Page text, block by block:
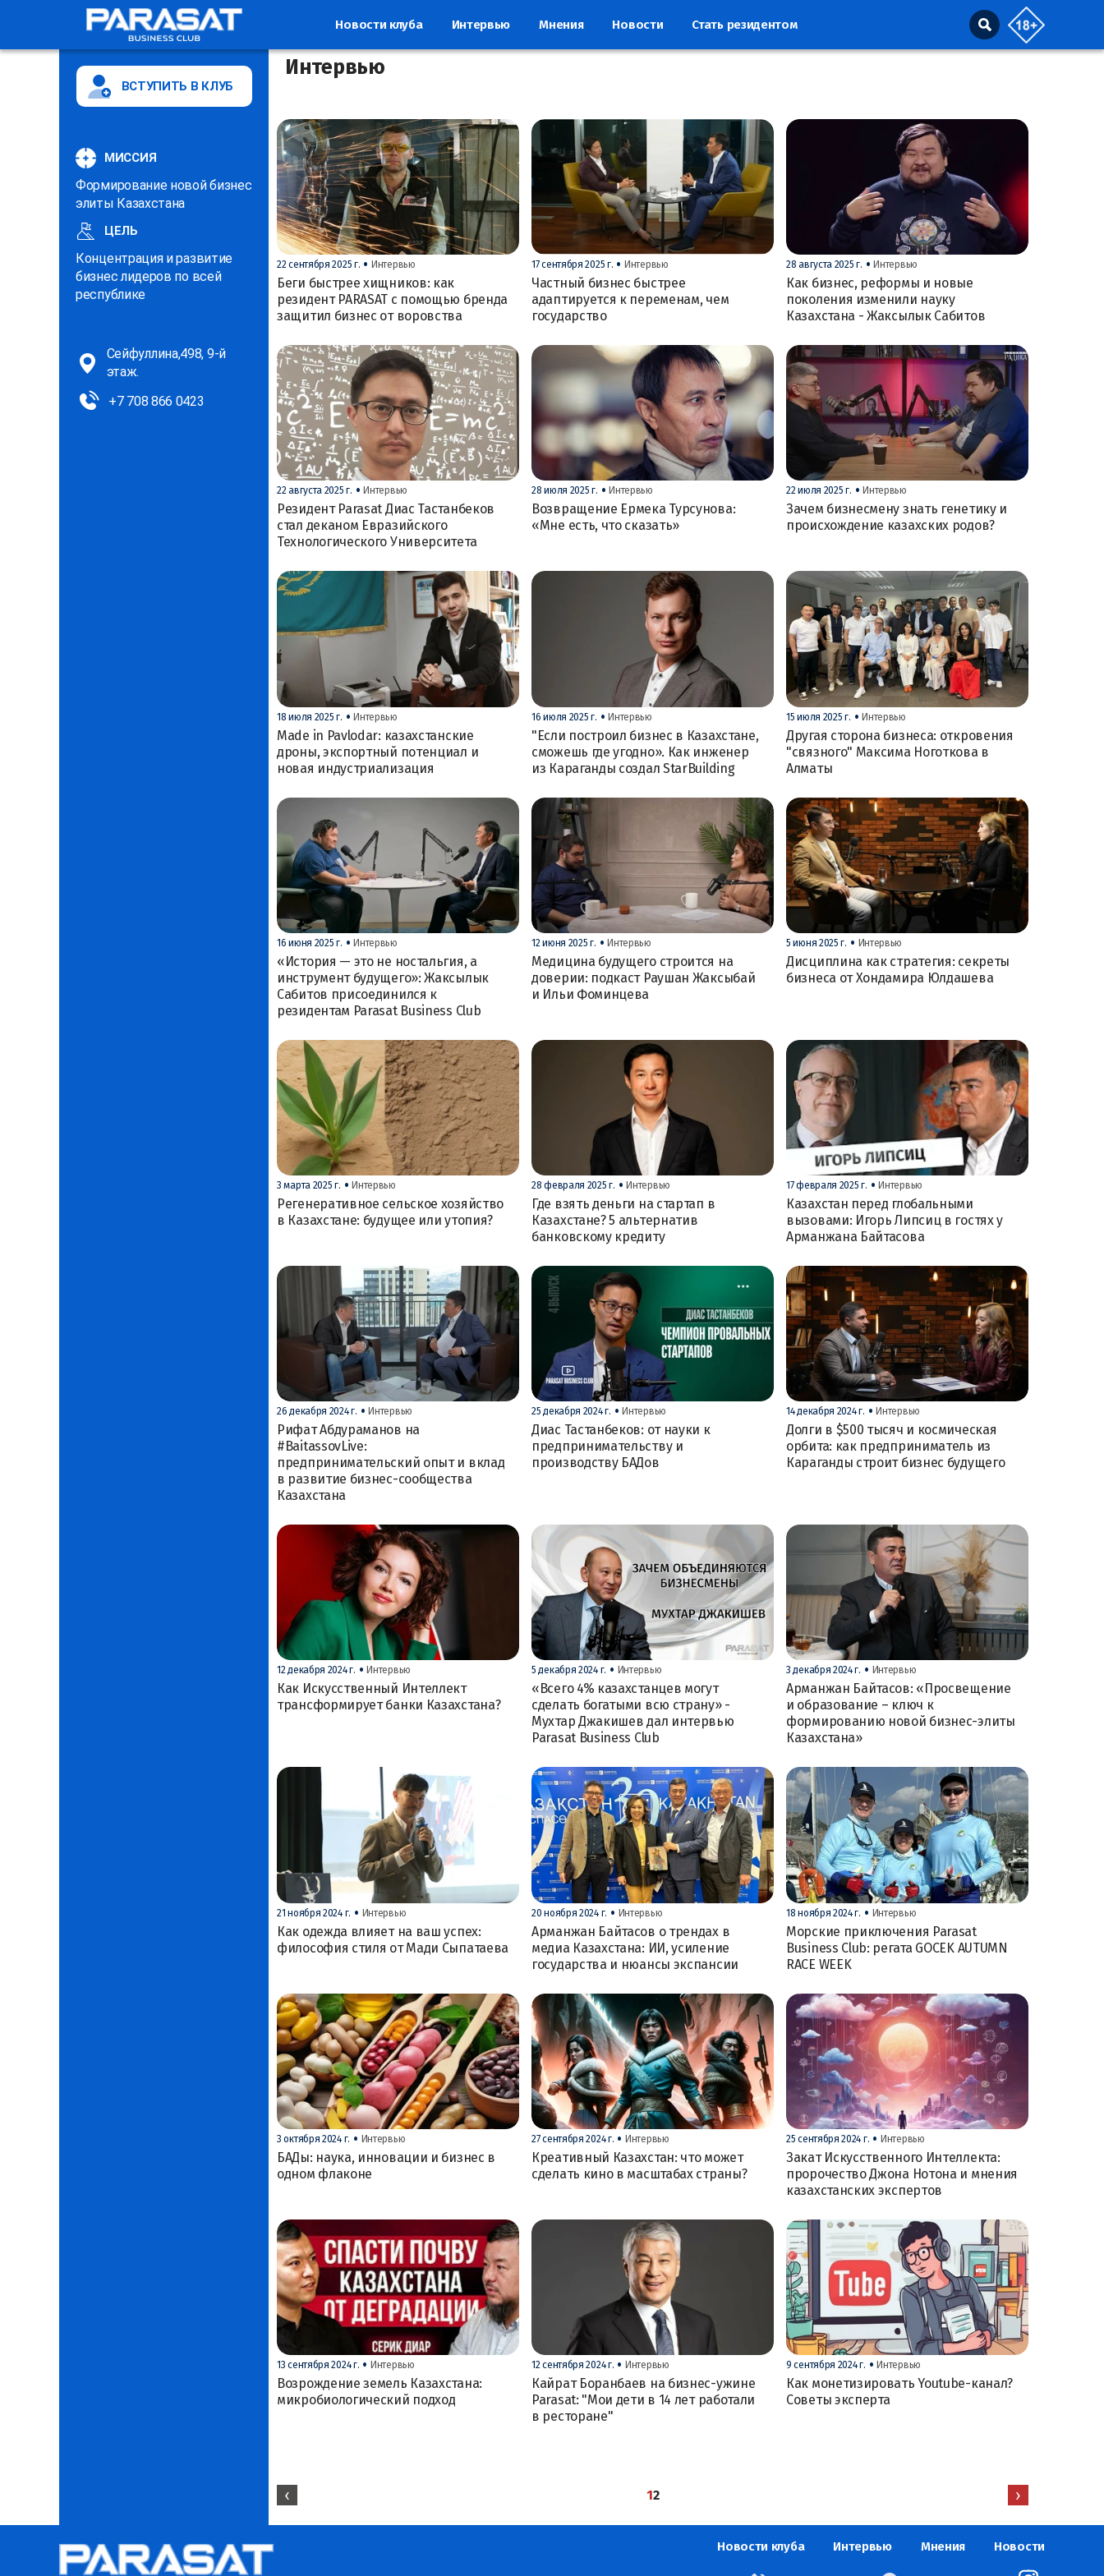
Новости клуба Интервью Мнения Новости Стать резидентом
ВСТУПИТЬ В КЛУБ
МИССИЯ
Формирование новой бизнес
элиты Казахстана
ЦЕЛЬ
Концентрация и развитие
бизнес лидеров по всей
республике
Сейфуллина,498, 9-й
этаж.
+7 708 866 0423
Интервью
22 сентября 2025 г. • Интервью
Беги быстрее хищников: как
резидент PARASAT с помощью бренда
защитил бизнес от воровства
17 сентября 2025 г. • Интервью
Частный бизнес быстрее
адаптируется к переменам, чем
государство
28 августа 2025 г. • Интервью
Как бизнес, реформы и новые
поколения изменили науку
Казахстана - Жаксылык Сабитов
22 августа 2025 г. • Интервью
Резидент Parasat Диас Тастанбеков
стал деканом Евразийского
Технологического Университета
28 июля 2025 г. • Интервью
Возвращение Ермека Турсунова:
«Мне есть, что сказать»
22 июля 2025 г. • Интервью
Зачем бизнесмену знать генетику и
происхождение казахских родов?
18 июля 2025 г. • Интервью
Made in Pavlodar: казахстанские
дроны, экспортный потенциал и
новая индустриализация
16 июля 2025 г. • Интервью
"Если построил бизнес в Казахстане,
сможешь где угодно». Как инженер
из Караганды создал StarBuilding
15 июля 2025 г. • Интервью
Другая сторона бизнеса: откровения
"связного" Максима Ноготкова в
Алматы
16 июня 2025 г. • Интервью
«История — это не ностальгия, а
инструмент будущего»: Жаксылык
Сабитов присоединился к
резидентам Parasat Business Club
12 июня 2025 г. • Интервью
Медицина будущего строится на
доверии: подкаст Раушан Жаксыбай
и Ильи Фоминцева
5 июня 2025 г. • Интервью
Дисциплина как стратегия: секреты
бизнеса от Хондамира Юлдашева
3 марта 2025 г. • Интервью
Регенеративное сельское хозяйство
в Казахстане: будущее или утопия?
28 февраля 2025 г. • Интервью
Где взять деньги на стартап в
Казахстане? 5 альтернатив
банковскому кредиту
17 февраля 2025 г. • Интервью
Казахстан перед глобальными
вызовами: Игорь Липсиц в гостях у
Арманжана Байтасова
26 декабря 2024 г. • Интервью
Рифат Абдураманов на
#BaitassovLive:
предпринимательский опыт и вклад
в развитие бизнес-сообщества
Казахстана
25 декабря 2024 г. • Интервью
Диас Тастанбеков: от науки к
предпринимательству и
производству БАДов
14 декабря 2024 г. • Интервью
Долги в $500 тысяч и космическая
орбита: как предприниматель из
Караганды строит бизнес будущего
12 декабря 2024 г. • Интервью
Как Искусственный Интеллект
трансформирует банки Казахстана?
5 декабря 2024 г. • Интервью
«Всего 4% казахстанцев могут
сделать богатыми всю страну» -
Мухтар Джакишев дал интервью
Parasat Business Club
3 декабря 2024 г. • Интервью
Арманжан Байтасов: «Просвещение
и образование – ключ к
формированию новой бизнес-элиты
Казахстана»
21 ноября 2024 г. • Интервью
Как одежда влияет на ваш успех:
философия стиля от Мади Сыпатаева
20 ноября 2024 г. • Интервью
Арманжан Байтасов о трендах в
медиа Казахстана: ИИ, усиление
государства и нюансы экспансии
18 ноября 2024 г. • Интервью
Морские приключения Parasat
Business Club: регата GOCEK AUTUMN
RACE WEEK
3 октября 2024 г. • Интервью
БАДы: наука, инновации и бизнес в
одном флаконе
27 сентября 2024 г. • Интервью
Креативный Казахстан: что может
сделать кино в масштабах страны?
25 сентября 2024 г. • Интервью
Закат Искусственного Интеллекта:
пророчество Джона Нотона и мнения
казахстанских экспертов
13 сентября 2024 г. • Интервью
Возрождение земель Казахстана:
микробиологический подход
12 сентября 2024 г. • Интервью
Кайрат Боранбаев на бизнес-ужине
Parasat: "Мои дети в 14 лет работали
в ресторане"
9 сентября 2024 г. • Интервью
Как монетизировать Youtube-канал?
Советы эксперта
‹ 12 ›
Новости клуба Интервью Мнения Новости